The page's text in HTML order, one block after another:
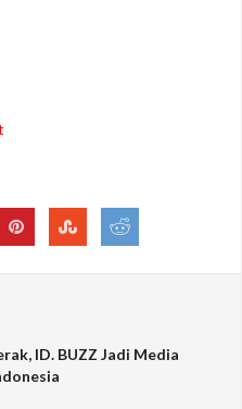
ID. BUZZ Jadi Media